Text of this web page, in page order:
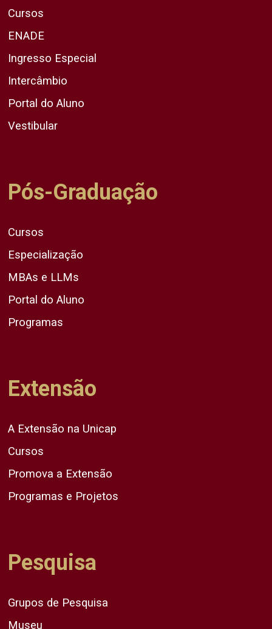
Cursos
ENADE
Ingresso Especial
Intercâmbio
Portal do Aluno
Vestibular
Pós-Graduação
Cursos
Especialização
MBAs e LLMs
Portal do Aluno
Programas
Extensão
A Extensão na Unicap
Cursos
Promova a Extensão
Programas e Projetos
Pesquisa
Grupos de Pesquisa
Museu